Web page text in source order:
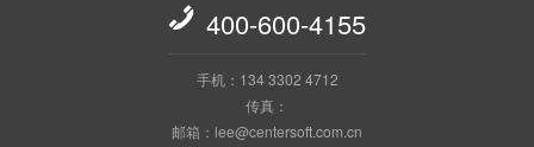
 400-600-4155
手机：134 3302 4712
传真：
邮箱：lee@centersoft.com.cn